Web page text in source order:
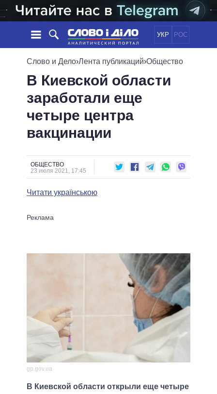
УКР РОС
НОВОСТИ
ЛЕНТА
СОБЫТИЯ
СТАТЬИ
МНЕНИЯ
ОБЗОРЫ
ДАЙДЖЕСТЫ
ПОЛИТИКА
ЭКОНОМИКА
ОБЩЕСТВО
МИР
ОБЕЩАНИЯ
ПОЛИТИКИ
ВСЕ ПОЛИТИКИ
ПРЕЗИДЕНТ И ОФИС
ВЕРХОВНАЯ РАДА
КАБИНЕТ МИНИСТРОВ
МЭРЫ
ИНФОГРАФИКА
ПОДДЕРЖАТЬ
СРАВНЕНИЕ ПОЛИТИКОВ
Слово и Дело›Лента публикаций›Общество
В Киевской области
заработали еще
четыре центра
вакцинации
ОБЩЕСТВО
23 июля 2021, 17:45
Читати українською
gp.gov.ua
В Киевской области открыли еще четыре